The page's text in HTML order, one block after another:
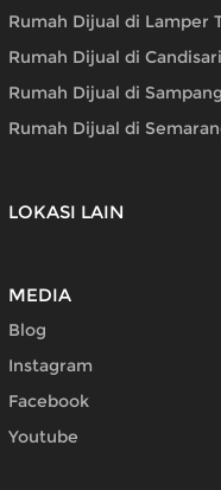
Rumah Dijual di Lamper
Rumah Dijual di Candisari
Rumah Dijual di
Rumah Dijual di
LOKASI LAIN
MEDIA
Blog
Instagram
Facebook
Youtube